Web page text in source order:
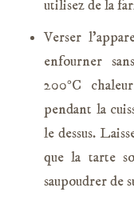
utilisez de la
Verser
enfourner
200°C
pendant la
le dessus.
que la tarte
saupoudrer de